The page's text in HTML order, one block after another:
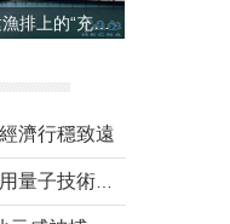
探訪福建漁排上的“充電寶”
濟行穩致遠